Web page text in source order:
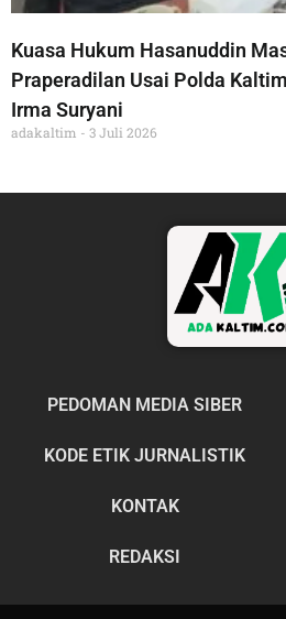
Kuasa Hukum Hasanuddin
Praperadilan Usai Polda
Irma Suryani
adakaltim 3 Juli 2026
PEDOMAN MEDIA SIBER
KODE ETIK JURNALISTIK
KONTAK
REDAKSI